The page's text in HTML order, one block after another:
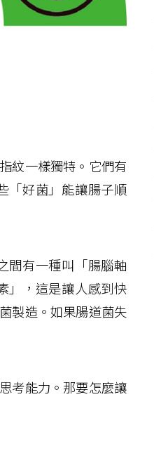
紋一樣獨特。它們有
「好菌」能讓腸子順
間有一種叫「腸腦軸
」，這是讓人感到快
製造。如果腸道菌失
考能力。那要怎麼讓